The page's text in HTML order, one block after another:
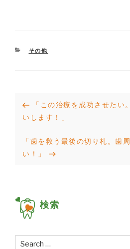
CATEGORIES
その他
投
稿
ビ
シ
ョ
ン
Previous
Post
「この治療を成功させたい
いします！」
Next
Post
「歯を救う最後の切り札。歯
い！」
検索
Search